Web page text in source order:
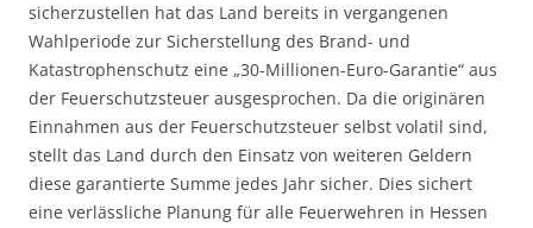
sicherzustellen hat das Land bereits in vergangenen
Wahlperiode zur Sicherstellung des Brand- und
Katastrophenschutz eine „30-Millionen-Euro-Garantie“ aus
der Feuerschutzsteuer ausgesprochen. Da die originären
Einnahmen aus der Feuerschutzsteuer selbst volatil sind,
stellt das Land durch den Einsatz von weiteren Geldern
diese garantierte Summe jedes Jahr sicher. Dies sichert
eine verlässliche Planung für alle Feuerwehren in Hessen